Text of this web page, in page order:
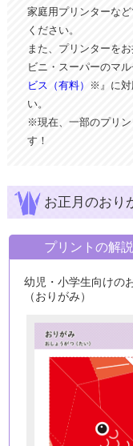
家庭用プリンターな
ください。
また、プリンターを
ビニ・スーパーのマ
ビス（有料）
※』に対
い。
※現在、一部のプリン
す！
お正月のおり
プリントの解説
幼児・小学生向けの
（おりがみ）